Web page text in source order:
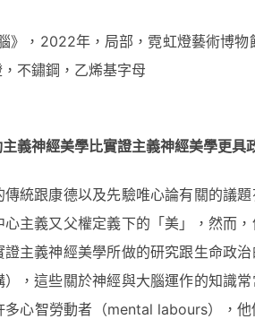
》，2022年，局部，霓虹燈藝術博物
不鏽鋼，乙烯基字母
義神經美學比實證主義神經美學更具
統跟康德以及先驗唯心論有關的議
主義又父權定義下的「美」，然而
主義神經美學所做的研究跟生命政
，這些關於神經與大腦運作的知識
心智勞動者（mental labours），